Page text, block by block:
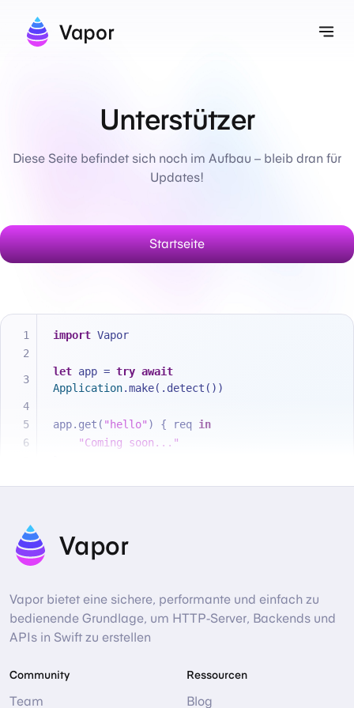
Vapor
Unterstützer
Diese Seite befindet sich noch im Aufbau – bleib dran für
Updates!
Startseite
import Vapor
let app = try await
Application.make(.detect())
app.get( "hello" ) { req in
"Coming soon..."
Vapor
Vapor bietet eine sichere, performante und einfach zu
bedienende Grundlage, um HTTP-Server, Backends und
APIs in Swift zu erstellen
Community
Team
Ressourcen
Blog